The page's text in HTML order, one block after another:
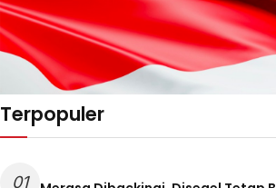
Terpopuler
01